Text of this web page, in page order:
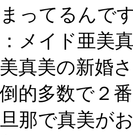
ってるんで
メイド亜美
真美の新婚
的多数で２
那で真美が